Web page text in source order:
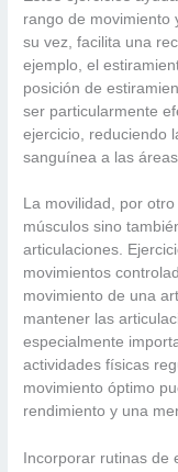
rango de movimiento
su vez, facilita una
ejemplo, el
posición de
ser particularmente
ejercicio, reduciendo
sanguínea a las
La movilidad, por
músculos sino
articulaciones.
movimientos
movimiento de una
mantener las
especialmente
actividades físicas
movimiento óptimo
rendimiento y una
Incorporar rutinas de